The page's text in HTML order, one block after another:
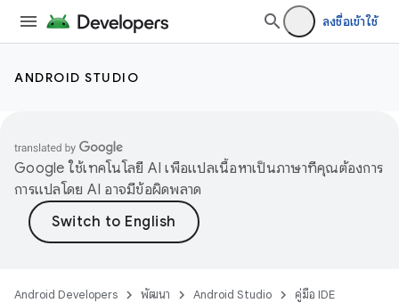
ลงชื่อเข้าใช้
ANDROID STUDIO
Google ใช้เทคโนโลยี AI เพื่อแปลเนื้อหาเป็นภาษาที่คุณต้องการ
การแปลโดย AI อาจมีข้อผิดพลาด
Android Developers พัฒนา Android Studio คู่มือ IDE